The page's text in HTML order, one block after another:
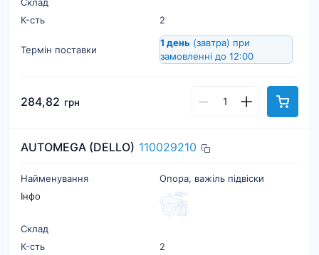
К-cть
2
Термін поставки
1 день (завтра) при
замовленні до 12:00
284,82 грн
AUTOMEGA (DELLO) 110029210
Найменування
Опора, важіль підвіски
Інфо
Склад
К-cть
2